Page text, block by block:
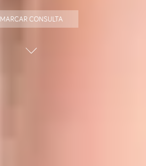
MARCAR CONSULTA